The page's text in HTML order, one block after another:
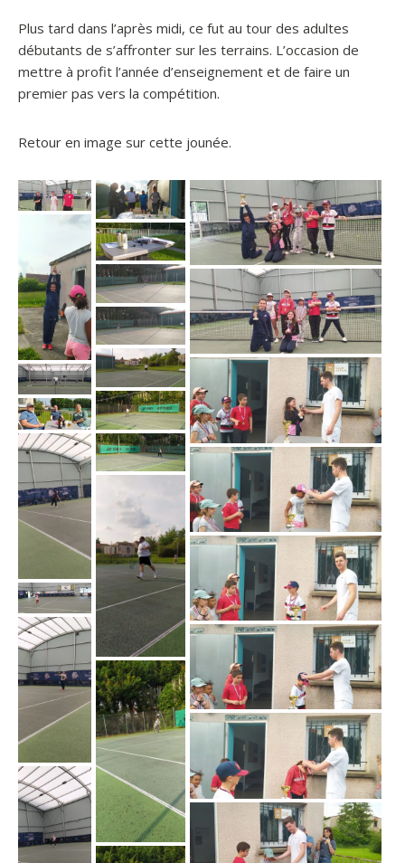
Plus tard dans l’après midi, ce fut au tour des adultes
débutants de s’affronter sur les terrains. L’occasion de
mettre à profit l’année d’enseignement et de faire un
premier pas vers la compétition.
Retour en image sur cette jounée.